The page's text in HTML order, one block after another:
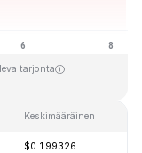
tarjonta
Keskimääräinen
$0.199326